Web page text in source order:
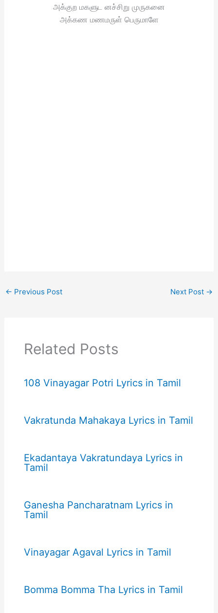
அக்குற மகளுட னச்சிறு முருகனை
அக்கண மணமருள் பெருமாளே
← Previous Post Next Post →
Related Posts
108 Vinayagar Potri Lyrics in Tamil
Vakratunda Mahakaya Lyrics in Tamil
Ekadantaya Vakratundaya Lyrics in
Tamil
Ganesha Pancharatnam Lyrics in
Tamil
Vinayagar Agaval Lyrics in Tamil
Bomma Bomma Tha Lyrics in Tamil